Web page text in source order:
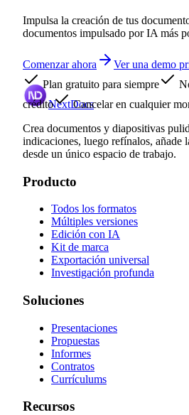
Impulsa la creación de tus
documentos impulsado por IA más
Comenzar ahora
Ver una demo
Plan gratuito para siempre
crédito
Cancelar en cualquier
NextDocs
Crea documentos y diapositivas
indicaciones, luego refínalos, añade
desde un único espacio de trabajo.
Producto
Todos los formatos
Múltiples versiones
Edición con IA
Kit de marca
Exportación universal
Investigación profunda
Soluciones
Presentaciones
Propuestas
Informes
Contratos
Currículums
Recursos